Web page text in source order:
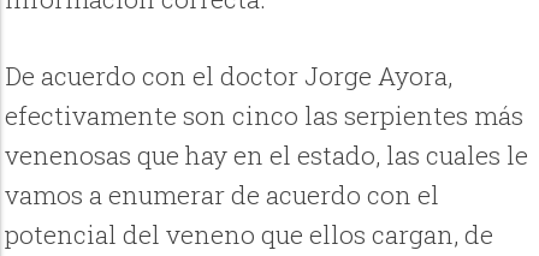
De acuerdo con el doctor Jorge Ayora,
efectivamente son cinco las serpientes más
venenosas que hay en el estado, las cuales le
vamos a enumerar de acuerdo con el
potencial del veneno que ellos cargan, de